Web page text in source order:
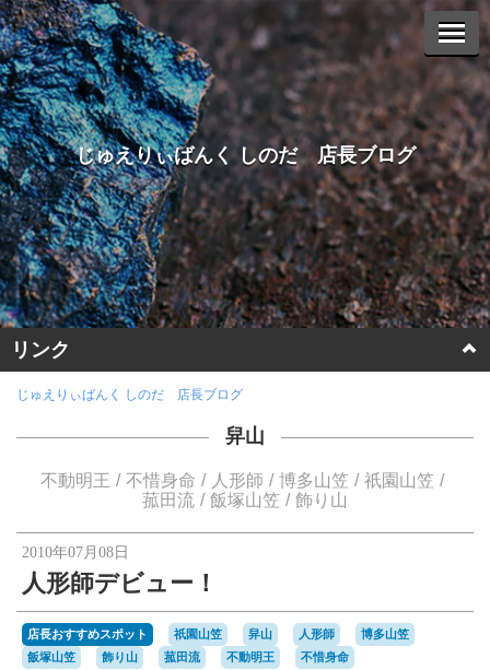
じゅえりぃばんく しのだ 店長ブログ
リンク
ホームページに戻る
ヤフーオークションへ
楽天オークションへ
じゅえりぃばんく しのだ 店長ブログ
舁山
不動明王 不惜身命 人形師 博多山笠
祇園山笠
菰田流
飯塚山笠 飾り山
2010年07月08日
人形師デビュー！
店長おすすめスポット 祇園山笠 舁山 人形師
博多山笠
飯塚山笠
飾り山 菰田流 不動明王 不惜身命